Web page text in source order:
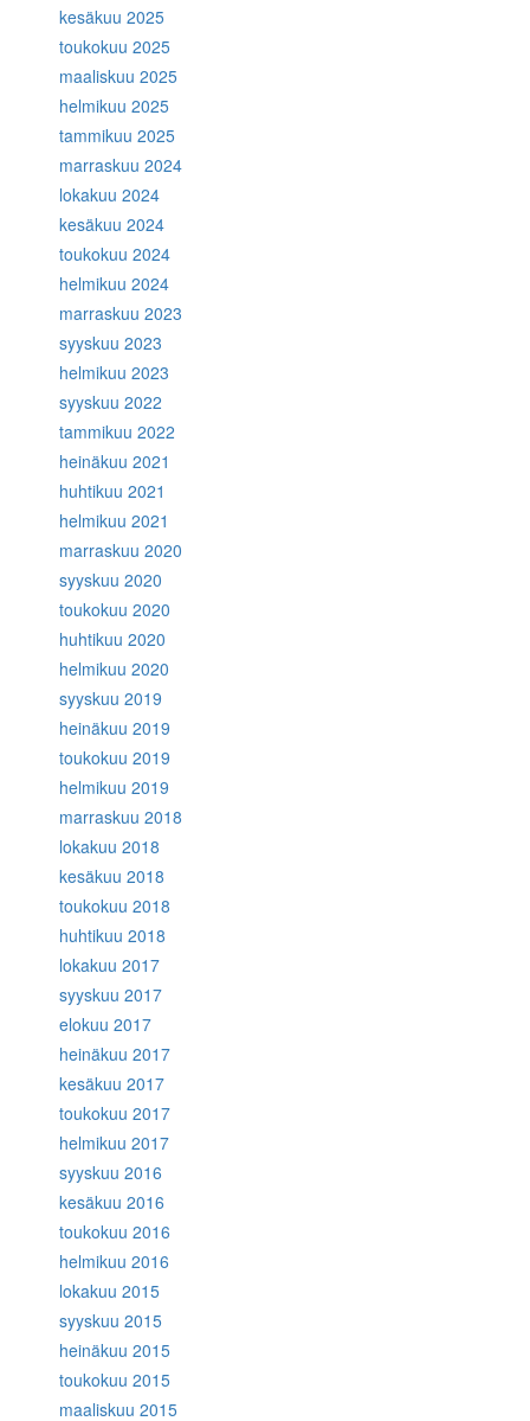
kesäkuu 2025
toukokuu 2025
maaliskuu 2025
helmikuu 2025
tammikuu 2025
marraskuu 2024
lokakuu 2024
kesäkuu 2024
toukokuu 2024
helmikuu 2024
marraskuu 2023
syyskuu 2023
helmikuu 2023
syyskuu 2022
tammikuu 2022
heinäkuu 2021
huhtikuu 2021
helmikuu 2021
marraskuu 2020
syyskuu 2020
toukokuu 2020
huhtikuu 2020
helmikuu 2020
syyskuu 2019
heinäkuu 2019
toukokuu 2019
helmikuu 2019
marraskuu 2018
lokakuu 2018
kesäkuu 2018
toukokuu 2018
huhtikuu 2018
lokakuu 2017
syyskuu 2017
elokuu 2017
heinäkuu 2017
kesäkuu 2017
toukokuu 2017
helmikuu 2017
syyskuu 2016
kesäkuu 2016
toukokuu 2016
helmikuu 2016
lokakuu 2015
syyskuu 2015
heinäkuu 2015
toukokuu 2015
maaliskuu 2015